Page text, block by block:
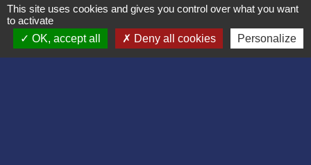
Liens
Département de l'Aisne
This site uses cookies and gives you control over what you want
to activate
OK, accept all
Deny all cookies Personalize